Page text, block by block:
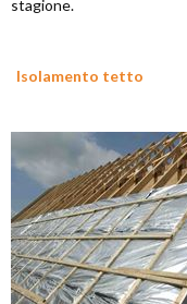
stagione.
Isolamento tetto